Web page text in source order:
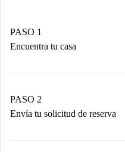
PASO 1
Encuentra tu casa
Tienes toda la
PASO 2
Envía tu solicitud de reserva